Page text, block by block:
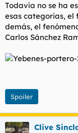
Todavía no se ha
esas categorias,
demás, el
Carlos Sánchez
Spoiler
Clive